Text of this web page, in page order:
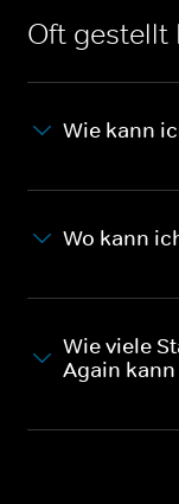
Oft gestellt
Wie kann
Wo kann
Wie viele
Again